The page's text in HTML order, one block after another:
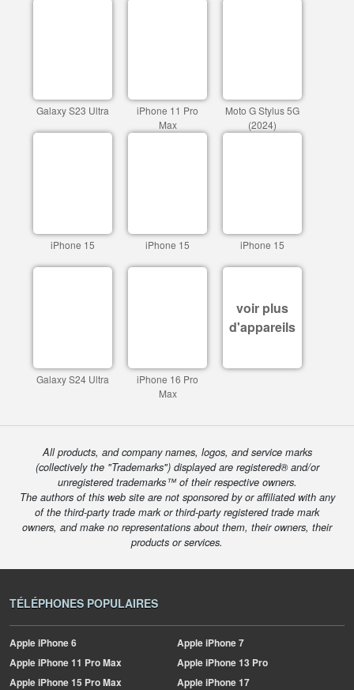
Galaxy S23 Ultra
iPhone 11 Pro
Max
Moto G Stylus 5G
(2024)
iPhone 15 iPhone 15 iPhone 15
Galaxy S24 Ultra
iPhone 16 Pro
Max
voir plus
d'appareils
All products, and company names, logos, and service marks
(collectively the "Trademarks") displayed are registered® and/or
unregistered trademarks™ of their respective owners.
The authors of this web site are not sponsored by or affiliated with any
of the third-party trade mark or third-party registered trade mark
owners, and make no representations about them, their owners, their
products or services.
TÉLÉPHONES POPULAIRES
AppleiPhone 6 AppleiPhone 7
AppleiPhone 11 Pro Max AppleiPhone 13 Pro
AppleiPhone 15 Pro Max AppleiPhone 17